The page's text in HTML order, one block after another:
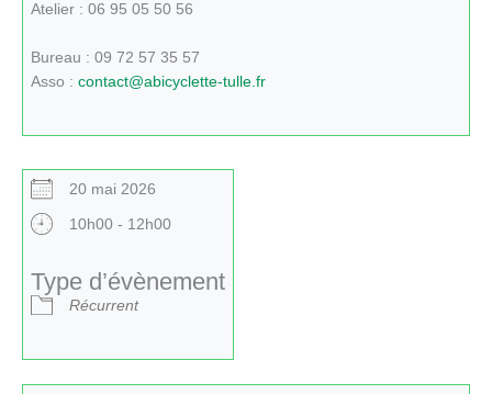
Atelier : 06 95 05 50 56
Bureau : 09 72 57 35 57
Asso : contact@abicyclette-tulle.fr
20 mai 2026
10h00 - 12h00
Type d’évènement
Récurrent